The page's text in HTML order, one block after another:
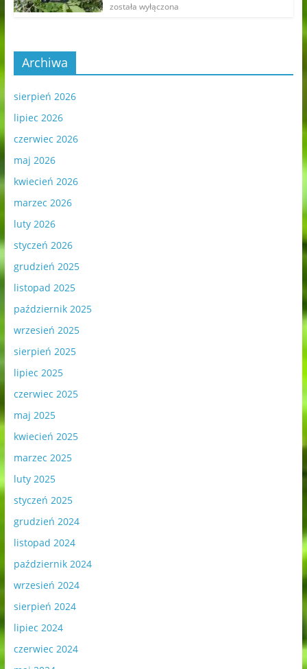
została wyłączona
Archiwa
sierpień 2026
lipiec 2026
czerwiec 2026
maj 2026
kwiecień 2026
marzec 2026
luty 2026
styczeń 2026
grudzień 2025
listopad 2025
październik 2025
wrzesień 2025
sierpień 2025
lipiec 2025
czerwiec 2025
maj 2025
kwiecień 2025
marzec 2025
luty 2025
styczeń 2025
grudzień 2024
listopad 2024
październik 2024
wrzesień 2024
sierpień 2024
lipiec 2024
czerwiec 2024